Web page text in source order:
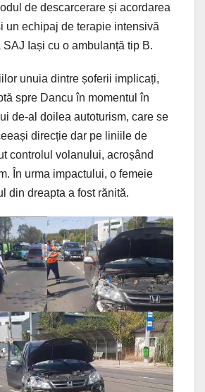
de descarcerare și acordarea
un echipaj de terapie intensivă
Iași cu o ambulanță tip B.
unuia dintre șoferii implicați,
spre Dancu în momentul în
de-al doilea autoturism, care se
direcție dar pe liniile de
controlul volanului, acroșând
În urma impactului, o femeie
din dreapta a fost rănită.